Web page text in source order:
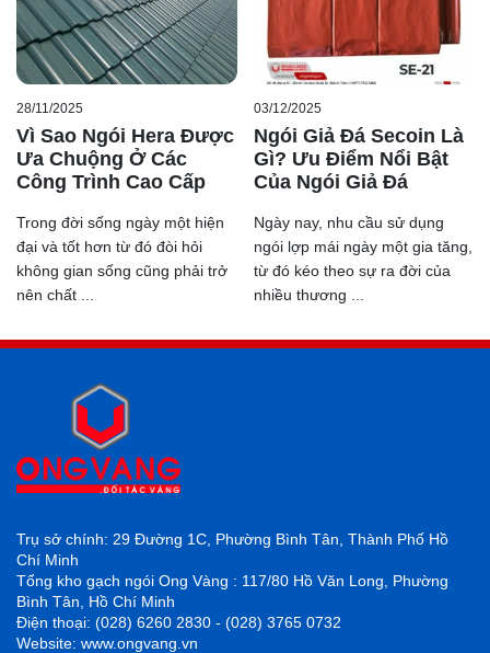
và tinh tế lên bề mặt gạch. Hơn thế, gạch vân mây là sự
lựa chọn tối ưu cho những người thích sự nhẹ nhàng
nhưng vẫn có điểm nhấn.
4. Sự phù hợp với từng công trình
Mỗi công trình sẽ có một kiểu thiết kế riêng, do đó mỗi
công trình cũng sẽ phù hợp với một loại gạch nhất định
28/11/2025
Vì Sao Ngói Hera Được
Ưa Chuộng Ở Các
Công Trình Cao Cấp
Trong đời sống ngày một hiện
đại và tốt hơn từ đó đòi hỏi
không gian sống cũng phải trở
nên chất ...
03/12/2025
Ngói Giả Đá Secoin Là
Gì? Ưu Điểm Nổi Bật
Của Ngói Giả Đá
Ngày nay, nhu cầu sử dụng
ngói lợp mái ngày một gia tăng,
từ đó kéo theo sự ra đời của
nhiều thương ...
Trụ sở chính: 29 Đường 1C, Phường Bình Tân, Thành Phố Hồ
Chí Minh
Tổng kho gạch ngói Ong Vàng : 117/80 Hồ Văn Long, Phường
Bình Tân, Hồ Chí Minh
Điện thoại: (028) 6260 2830 - (028) 3765 0732
Website: www.ongvang.vn